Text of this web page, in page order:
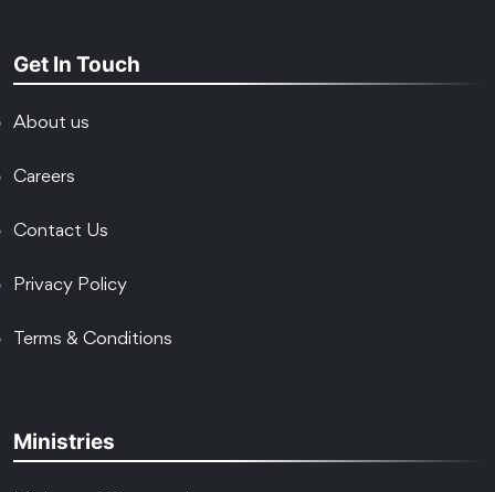
Get In Touch
About us
Careers
Contact Us
Privacy Policy
Terms & Conditions
Ministries